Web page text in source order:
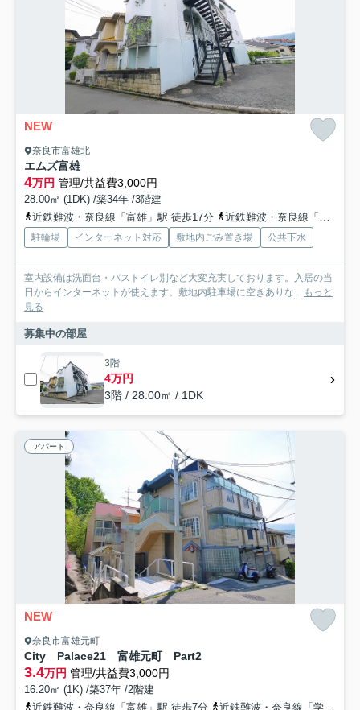
NEW
奈良市富雄北
エムズ富雄
4万円 管理/共益費3,000円
28.00㎡ (1DK) /築34年 /3階建
近鉄難波・奈良線「富雄」駅 徒歩17分
近鉄難波・奈良線「学園前」駅 徒歩21分
駐輪場 インターネット対応 敷地内ごみ置き場 公共下水
室内設備は洗面台・バストイレ別など大変充実しております。入居の当
日からインターネットが使えます。敷地内駐車場に空きありな... もっと
見る
募集中の部屋
3階
4万円
3階 / 28.00㎡ / 1DK
アパート
NEW
奈良市富雄元町
City Palace21 富雄元町 Part2
3.4万円 管理/共益費3,000円
16.20㎡ (1K) /築37年 /2階建
近鉄難波・奈良線「富雄」駅 徒歩7分
近鉄難波・奈良線「学園前」駅 徒歩19分